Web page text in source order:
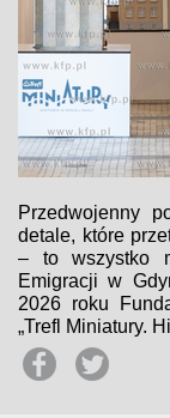
Przedwojenny
detale, które
– to wszystko
Emigracji w
2026 roku
„Trefl Miniatury.